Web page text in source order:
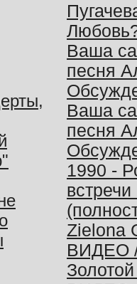
Ваша
песня
Ваша
песня
1990 -
Zielona
ВИДЕО